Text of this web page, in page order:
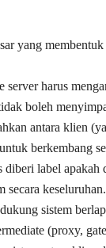
yang
server harus
boleh
antara klien
berkembang
diberi label
secara keseluruhan.
sistem
(proxy,